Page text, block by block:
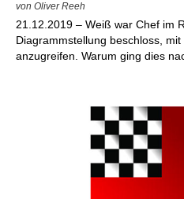
von Oliver Reeh
21.12.2019 – Weiß war Chef im
Diagrammstellung beschloss,
anzugreifen. Warum ging dies